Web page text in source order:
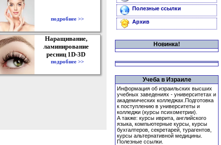
подробнее >>
Наращивание,
ламинирование
ресниц 1D-3D
подробнее >>
Полезные ссылки
Архив
Новинка!
Учеба в Израиле
Информация об израильских высших
учебных заведениях - университетах и
академических колледжах.Подготовка
к поступлению в университеты и
колледжи (курсы психометрии).
А также: курсы иврита, английского
языка, компьютерные курсы, курсы
бухгалтеров, секретарей, турагентов,
курсы альтернативной медицины.
Полезные ссылки.